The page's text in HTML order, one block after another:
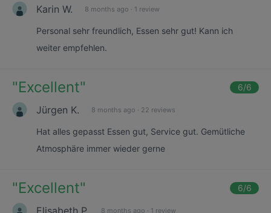
Karin W. 8 months ago · 1 review
Personal sehr freundlich, Essen sehr gut! Kann ich
weiter empfehlen.
"Excellent" 6/6
Jürgen K. 8 months ago · 22 reviews
Hat alles gepasst Essen gut, Service gut. Gemütliche
Atmosphäre immer wieder gerne
"Excellent" 6/6
Elisabeth P. 8 months ago · 1 review